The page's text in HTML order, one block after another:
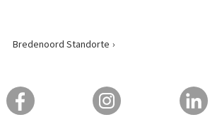
Bredenoord Standorte